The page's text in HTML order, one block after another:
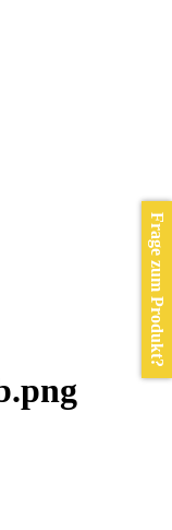
Frage zum Produkt?